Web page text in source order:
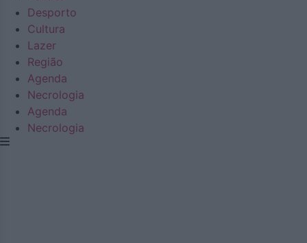
Desporto
Cultura
Lazer
Região
Agenda
Necrologia
Agenda
Necrologia